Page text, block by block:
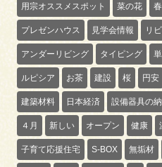
用宗オススメスポット 菜の花 春
プレゼンハウス 見学会情報 リ
アンダーリビング タイピング
ルピシア お茶 建設 桜 円安
建築材料 日本経済 設備器具の
４月 新しい オープン 健康
子育て応援住宅 S-BOX 無垢材